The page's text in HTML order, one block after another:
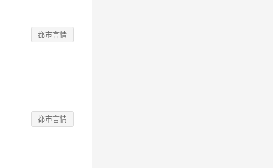
都市言情
都市言情